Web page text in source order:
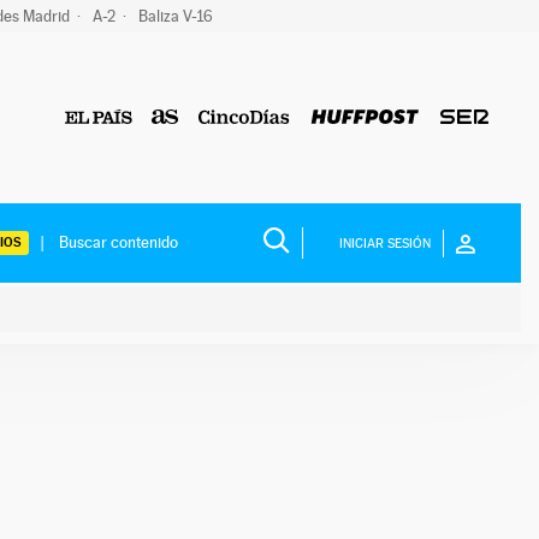
Madrid A-2 Baliza V-16
INICIAR SESIÓN